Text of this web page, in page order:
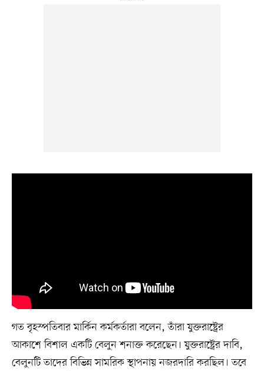
গত বৃহস্পতিবার মার্কিন কর্মকর্তারা বলেন, তাঁরা যুক্তরাষ্ট্রের
আকাশে বিশাল একটি বেলুন শনাক্ত করেছেন। যুক্তরাষ্ট্রের দাবি,
বেলুনটি তাদের বিভিন্ন সামরিক স্থাপনায় নজরদারি করছিল। তবে